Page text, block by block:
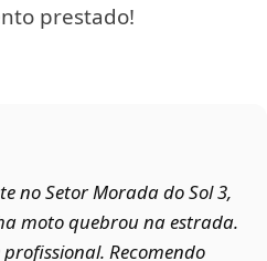
prestado!
no Setor Morada do Sol 3,
moto quebrou na estrada.
Recomendo